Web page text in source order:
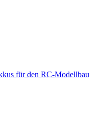
für den RC-Modellbau